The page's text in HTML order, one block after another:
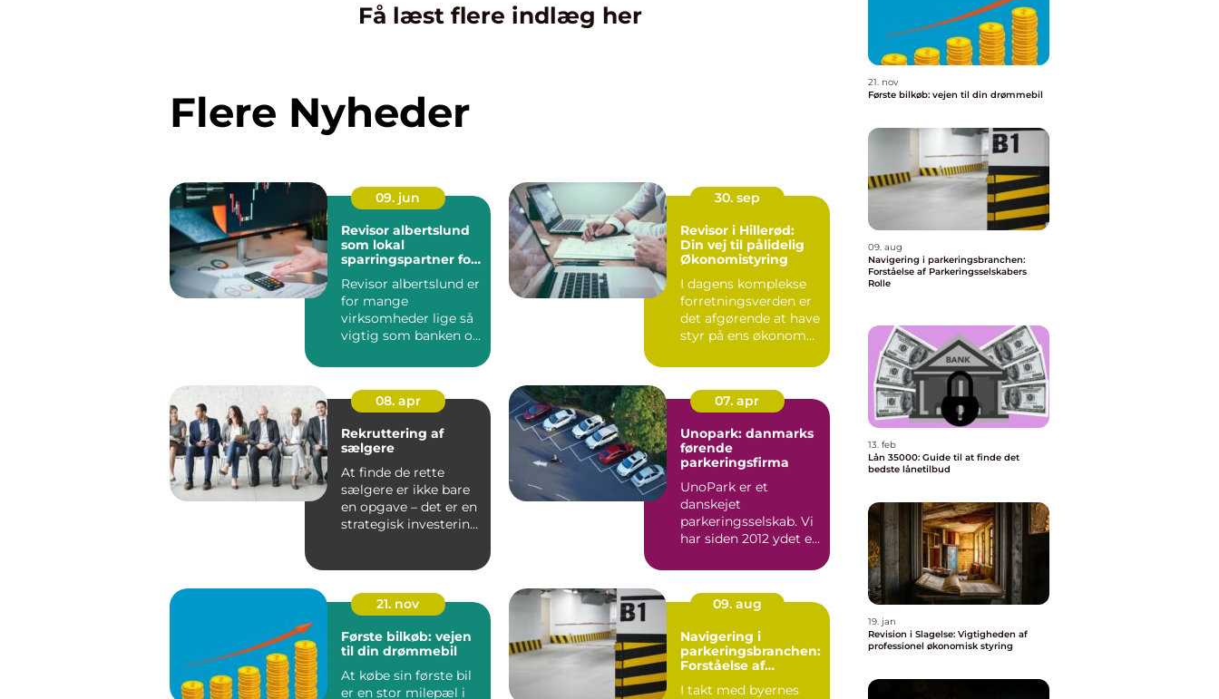
Få læst flere indlæg her
Flere Nyheder
09. jun
Revisor albertslund
som lokal
sparringspartner for
Revisor albertslund er
for mange
virksomheder lige så
vigtig som banken og
revi...
30. sep
Revisor i Hillerød:
Din vej til pålidelig
Økonomistyring
I dagens komplekse
forretningsverden er
det afgørende at have
styr på ens økonom...
08. apr
Rekruttering af
sælgere
At finde de rette
sælgere er ikke bare
en opgave – det er en
strategisk investering
07. apr
Unopark: danmarks
førende
parkeringsfirma
UnoPark er et
danskejet
parkeringsselskab. Vi
har siden 2012 ydet en
for kunde...
21. nov
Første bilkøb: vejen
til din drømmebil
At købe sin første bil
er en stor milepæl i
09. aug
Navigering i
parkeringsbranchen:
Forståelse af
s Rolle
I takt med byernes
21. nov
Første bilkøb: vejen til din drømmebil
09. aug
Navigering i parkeringsbranchen:
Forståelse af Parkeringsselskabers
Rolle
13. feb
Lån 35000: Guide til at finde det
bedste lånetilbud
19. jan
Revision i Slagelse: Vigtigheden af
professionel økonomisk styring